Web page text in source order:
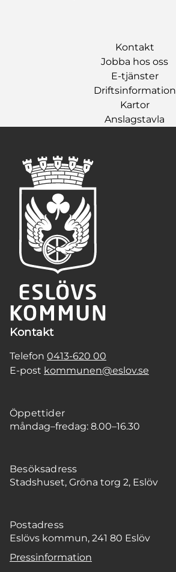
Kontakt
Jobba hos oss
E-tjänster
Driftsinformation
Kartor
Anslagstavla
Kontakt
Telefon 0413-620 00
E-post kommunen@eslov.se
Öppettider
måndag–fredag: 8.00–16.30
Besöksadress
Stadshuset, Gröna torg 2, Eslöv
Postadress
Eslövs kommun, 241 80 Eslöv
Pressinformation